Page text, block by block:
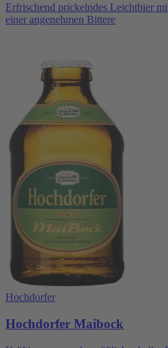
Erfrischend prickelndes Leichtbier
einer angenehmen Bittere
Hochdorfer
Hochdorfer Maibock